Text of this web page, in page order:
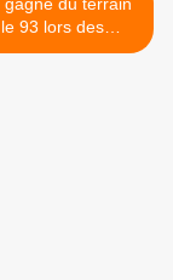
93 lors des
municipales de 2014 >